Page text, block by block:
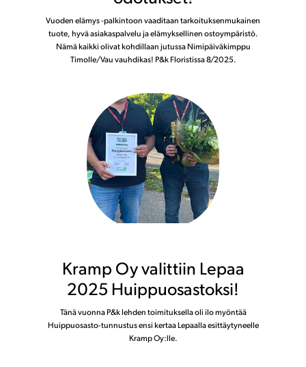
Vuoden elämys -palkintoon vaaditaan tarkoituksenmukainen
tuote, hyvä asiakaspalvelu ja elämyksellinen ostoympäristö.
Nämä kaikki olivat kohdillaan jutussa Nimipäiväkimppu
Timolle/Vau vauhdikas! P&k Floristissa 8/2025.
Kramp Oy valittiin Lepaa
2025 Huippuosastoksi!
Tänä vuonna P&k lehden toimituksella oli ilo myöntää
Huippuosasto-tunnustus ensi kertaa Lepaalla esittäytyneelle
Kramp Oy:lle.